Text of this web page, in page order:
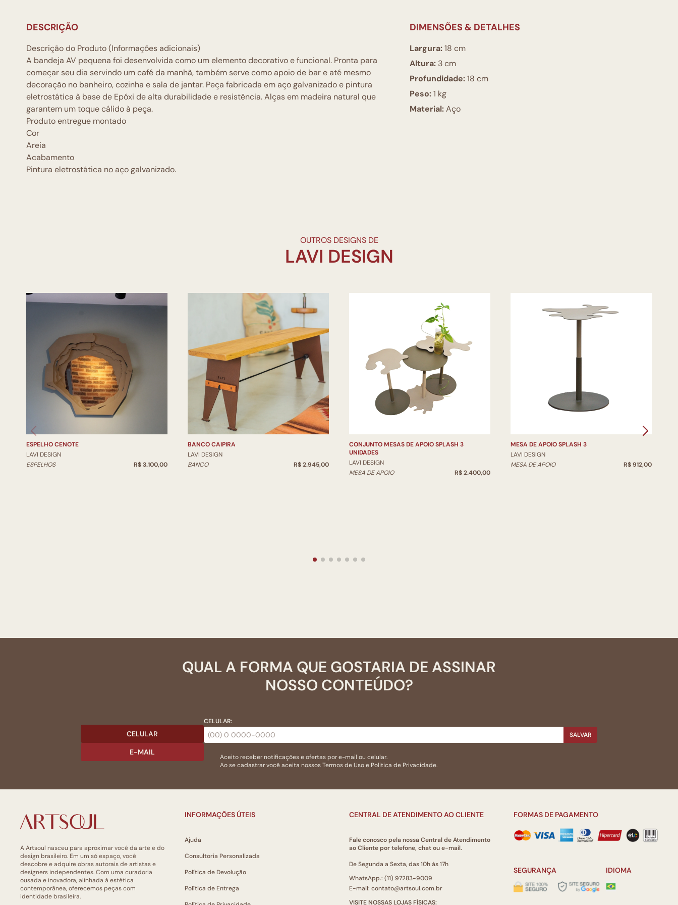
DESCRIÇÃO
Descrição do Produto (Informações adicionais)
A bandeja AV pequena foi desenvolvida como um elemento decorativo e funcional. Pronta para
começar seu dia servindo um café da manhã, também serve como apoio de bar e até mesmo
decoração no banheiro, cozinha e sala de jantar. Peça fabricada em aço galvanizado e pintura
eletrostática à base de Epóxi de alta durabilidade e resistência. Alças em madeira natural que
garantem um toque cálido à peça.
Produto entregue montado
Cor
Areia
Acabamento
Pintura eletrostática no aço galvanizado.
DIMENSÕES & DETALHES
Largura:18 cm
Altura: 3 cm
Profundidade:18 cm
Peso:1 kg
Material:Aço
OUTROS DESIGNS DE
ESPELHO CENOTE
LAVI DESIGN
ESPELHOS
R$ 3.100,00
BANCO CAIPIRA
LAVI DESIGN
BANCO
R$ 2.945,00
CONJUNTO MESAS DE APOIO SPLASH 3
UNIDADES
LAVI DESIGN
MESA DE APOIO
R$ 2.400,00
MESA DE APOIO SPLASH 3
LAVI DESIGN
MESA DE APOIO
R$ 912,00
QUAL A FORMA QUE GOSTARIA DE ASSINAR
NOSSO CONTEÚDO?
CELULAR
E-MAIL
CELULAR:
SALVAR
Aceito receber notificações e ofertas por e-mail ou celular.
Ao se cadastrar você aceita nossosTermos de Usoe Politica de Privacidade.
A Artsoul nasceu para aproximar você da arte e do
design brasileiro. Em um só espaço, você
descobre e adquire obras autorais de artistas e
designers independentes. Com uma curadoria
ousada e inovadora, alinhada à estética
contemporânea, oferecemos peças com
identidade brasileira.
INFORMAÇÕES ÚTEIS
Ajuda
Consultoria Personalizada
Política de Devolução
Política de Entrega
CENTRAL DE ATENDIMENTO AO CLIENTE
Fale conosco pela nossa Central de Atendimento
ao Cliente por telefone, chat ou e-mail.
De Segunda a Sexta, das 10h às 17h
WhatsApp.: (11) 97283-9009
E-mail: contato@artsoul.com.br
VISITE NOSSAS LOJAS FÍSICAS:
FORMAS DE PAGAMENTO
SEGURANÇA IDIOMA